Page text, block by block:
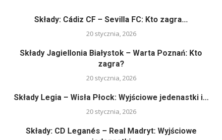
Składy: Cádiz CF – Sevilla FC: Kto zagra...
20 stycznia, 2026
Składy Jagiellonia Białystok – Warta Poznań: Kto
zagra?
20 stycznia, 2026
Składy Legia – Wisła Płock: Wyjściowe jedenastki i...
20 stycznia, 2026
Składy: CD Leganés – Real Madryt: Wyjściowe